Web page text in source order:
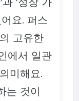
요. 퍼스
고유한
에서 일관
미해요.
는 것이